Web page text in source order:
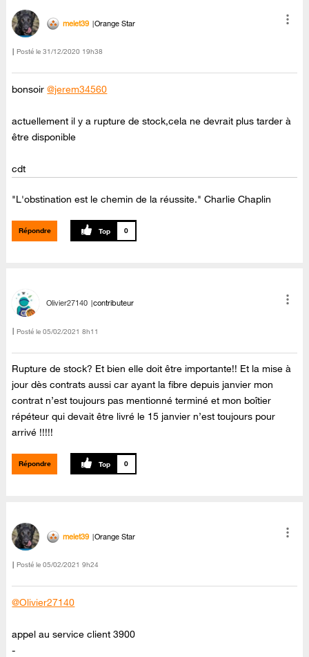
melet39 Orange Star
Posté le ‎31/12/2020 19h38
bonsoir@jerem34560
actuellement il y a rupture de stock,cela ne devrait plus tarder à
être disponible
cdt
"L'obstination est le chemin de la réussite." Charlie Chaplin
Répondre 0
Olivier27140 contributeur
Posté le ‎05/02/2021 8h11
Rupture de stock? Et bien elle doit être importante!! Et la mise à
jour dès contrats aussi car ayant la fibre depuis janvier mon
contrat n’est toujours pas mentionné terminé et mon boîtier
répéteur qui devait être livré le 15 janvier n’est toujours pour
arrivé !!!!!
Répondre 0
melet39 Orange Star
Posté le ‎05/02/2021 9h24
@Olivier27140
appel au service client 3900
-